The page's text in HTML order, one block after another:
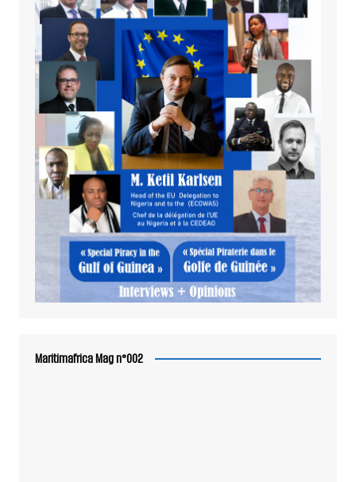
Maritimafrica Mag n°002